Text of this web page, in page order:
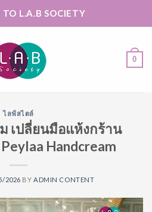
L.A.B SOCIETY
0
ไลฟ์สไตล์
เปลี่ยนมือแห้งกร้าน
Handcream
2026 BY ADMIN CONTENT